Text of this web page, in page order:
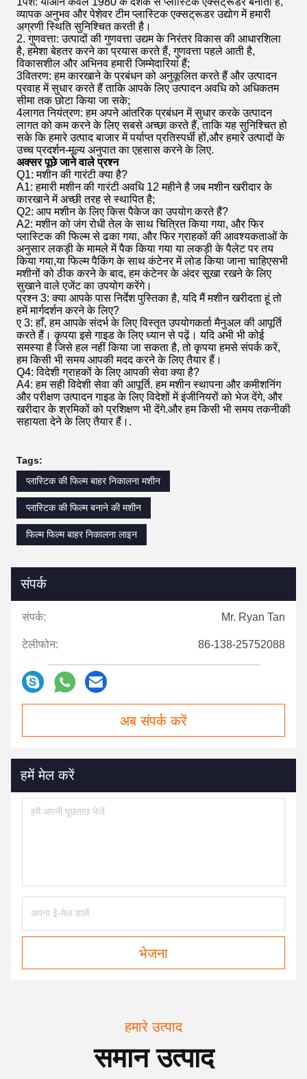
व्यापक अनुभव और पेशेवर टीम प्लास्टिक एक्सट्रूडर उद्योग में हमारी
अग्रणी स्थिति सुनिश्चित करती है।
2. गुणवत्ता: उत्पादों की गुणवत्ता उद्यम के निरंतर विकास की आधारशिला
है, हमेशा बेहतर करने का प्रयास करते हैं, गुणवत्ता पहले आती है,
विकासशील और अभिनव हमारी जिम्मेदारियां हैं;
3वितरण: हम कारखाने के प्रबंधन को अनुकूलित करते हैं और उत्पादन
प्रवाह में सुधार करते हैं ताकि आपके लिए उत्पादन अवधि को अधिकतम
सीमा तक छोटा किया जा सके;
4लागत नियंत्रण: हम अपने आंतरिक प्रबंधन में सुधार करके उत्पादन
लागत को कम करने के लिए सबसे अच्छा करते हैं, ताकि यह सुनिश्चित हो
सके कि हमारे उत्पाद बाजार में पर्याप्त प्रतिस्पर्धी हों,और हमारे उत्पादों के
उच्च प्रदर्शन-मूल्य अनुपात का एहसास करने के लिए.
अक्सर पूछे जाने वाले प्रश्न
Q1: मशीन की गारंटी क्या है?
A1: हमारी मशीन की गारंटी अवधि 12 महीने है जब मशीन खरीदार के
कारखाने में अच्छी तरह से स्थापित है;
Q2: आप मशीन के लिए किस पैकेज का उपयोग करते हैं?
A2: मशीन को जंग रोधी तेल के साथ चित्रित किया गया, और फिर
प्लास्टिक की फिल्म से ढका गया, और फिर ग्राहकों की आवश्यकताओं के
अनुसार लकड़ी के मामले में पैक किया गया या लकड़ी के पैलेट पर तय
किया गया,या फिल्म पैकिंग के साथ कंटेनर में लोड किया जाना चाहिएसभी
मशीनों को ठीक करने के बाद, हम कंटेनर के अंदर सूखा रखने के लिए
सुखाने वाले एजेंट का उपयोग करेंगे।
प्रश्न 3: क्या आपके पास निर्देश पुस्तिका है, यदि मैं मशीन खरीदता हूं तो
हमें मार्गदर्शन करने के लिए?
ए 3: हाँ, हम आपके संदर्भ के लिए विस्तृत उपयोगकर्ता मैनुअल की आपूर्ति
करते हैं। कृपया इसे गाइड के लिए ध्यान से पढ़ें। यदि अभी भी कोई
समस्या है जिसे हल नहीं किया जा सकता है, तो कृपया हमसे संपर्क करें,
हम किसी भी समय आपकी मदद करने के लिए तैयार हैं।
Q4: विदेशी ग्राहकों के लिए आपकी सेवा क्या है?
A4: हम सही विदेशी सेवा की आपूर्ति. हम मशीन स्थापना और कमीशनिंग
और परीक्षण उत्पादन गाइड के लिए विदेशों में इंजीनियरों को भेज देंगे, और
खरीदार के श्रमिकों को प्रशिक्षण भी देंगे.और हम किसी भी समय तकनीकी
सहायता देने के लिए तैयार हैं।.
Tags:
प्लास्टिक की फिल्म बाहर निकालना मशीन
प्लास्टिक की फिल्म बनाने की मशीन
फिल्म फिल्म बाहर निकालना लाइन
संपर्क
संपर्क: Mr. Ryan Tan
टेलीफोन: 86-138-25752088
अब संपर्क करें
हमें मेल करें
भेजना
हमारे उत्पाद
समान उत्पाद